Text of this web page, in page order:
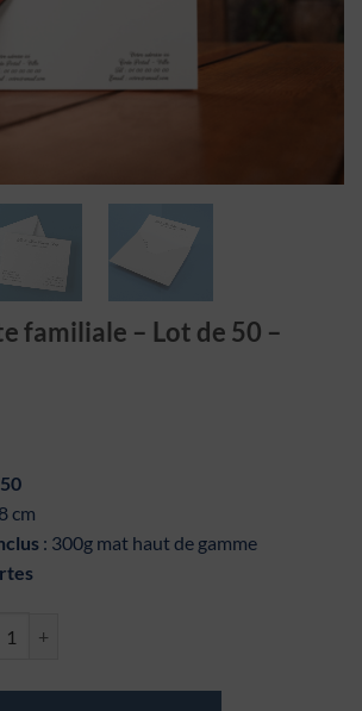
familiale – Lot de 50 –
cm
: 300g mat haut de gamme
familiale - Lot de 50 - 12,8 x 8,2 cm